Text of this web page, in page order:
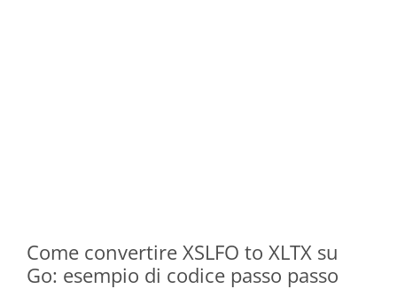
Come convertire XSLFO to XLTX su
Go: esempio di codice passo passo